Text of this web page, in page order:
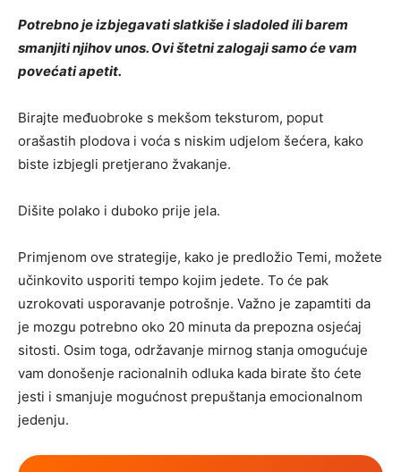
Potrebno je izbjegavati slatkiše i sladoled ili barem
smanjiti njihov unos. Ovi štetni zalogaji samo će vam
povećati apetit.
Birajte međuobroke s mekšom teksturom, poput
orašastih plodova i voća s niskim udjelom šećera, kako
biste izbjegli pretjerano žvakanje.
Dišite polako i duboko prije jela.
Primjenom ove strategije, kako je predložio Temi, možete
učinkovito usporiti tempo kojim jedete. To će pak
uzrokovati usporavanje potrošnje. Važno je zapamtiti da
je mozgu potrebno oko 20 minuta da prepozna osjećaj
sitosti. Osim toga, održavanje mirnog stanja omogućuje
vam donošenje racionalnih odluka kada birate što ćete
jesti i smanjuje mogućnost prepuštanja emocionalnom
jedenju.